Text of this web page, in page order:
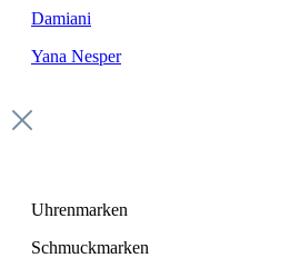
Damiani
Yana Nesper
Uhrenmarken
Schmuckmarken